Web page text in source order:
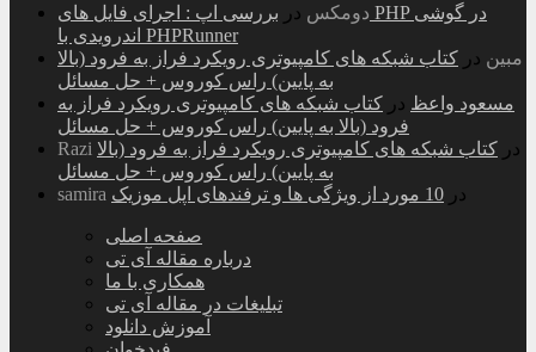
دومکس در بررسی اپ : اجرای فایل های PHP در گوشی
اندرویدی با PHPRunner
مبین در کتاب شبکه های کامپیوتری رویکرد فراز به فرود (بالا
به پایین) راس کوروس + حل مسائل
مسعود واعظ در کتاب شبکه های کامپیوتری رویکرد فراز به
فرود (بالا به پایین) راس کوروس + حل مسائل
Razi
در کتاب شبکه های کامپیوتری رویکرد فراز به فرود (بالا
به پایین) راس کوروس + حل مسائل
samira
در 10 مورد از ویژگی ها و ترفندهای اپل موزیک
صفحه اصلی
درباره مقاله آی تی
همکاری با ما
تبلیغات در مقاله آی تی
آموزش دانلود